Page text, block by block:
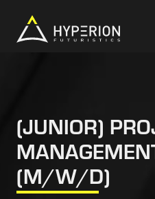
(JUNIOR)
(M/W/D)